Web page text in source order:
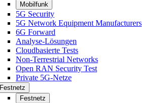
Mobilfunk
5G Security
5G Network Equipment Manufacturers
6G Forward
Analyse-Lösungen
Cloudbasierte Tests
Non-Terrestrial Networks
Open RAN Security Test
Private 5G-Netze
Festnetz
Festnetz